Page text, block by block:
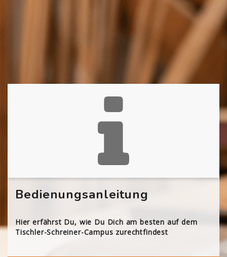
Bedienungsanleitung
Hier erfährst Du, wie Du Dich am besten auf dem
Tischler-Schreiner-Campus zurechtfindest